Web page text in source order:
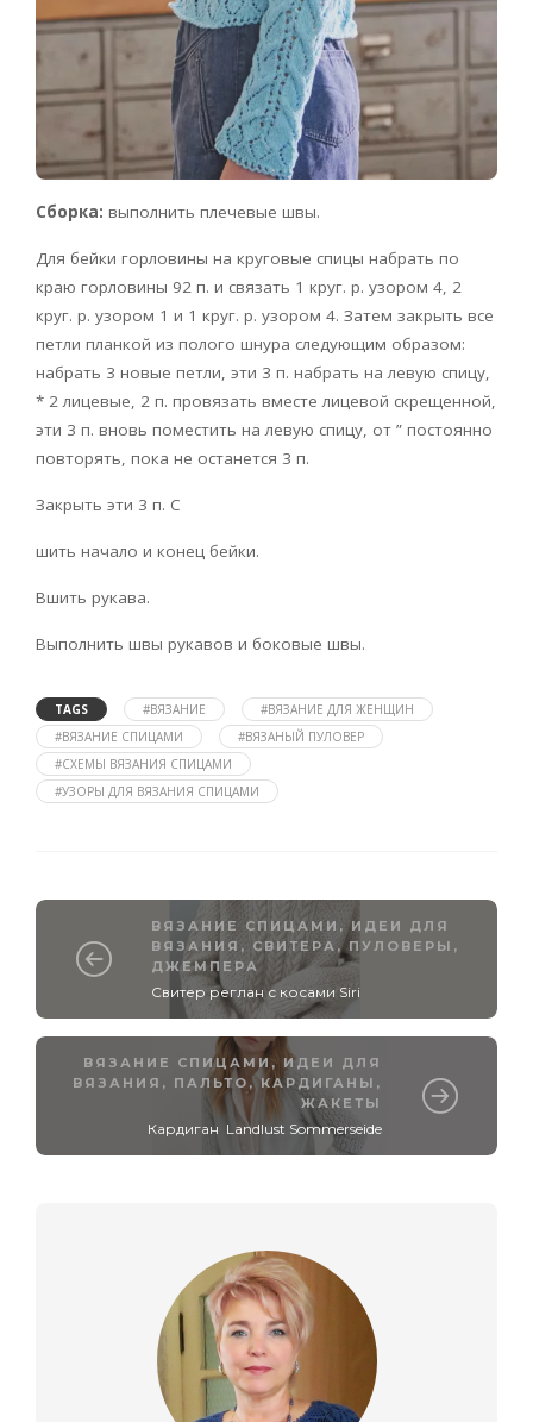
Сборка: выполнить плечевые швы.
Для бейки горловины на круговые спицы набрать по
краю горловины 92 п. и связать 1 круг. р. узором 4, 2
круг. р. узором 1 и 1 круг. р. узором 4. Затем закрыть все
петли планкой из полого шнура следующим образом:
набрать 3 новые петли, эти 3 п. набрать на левую спицу,
* 2 лицевые, 2 п. провязать вместе лицевой скрещенной,
эти 3 п. вновь поместить на левую спицу, от ” постоянно
повторять, пока не останется 3 п.
Закрыть эти 3 п. С
шить начало и конец бейки.
Вшить рукава.
Выполнить швы рукавов и боковые швы.
TAGS #ВЯЗАНИЕ
#ВЯЗАНИЕ ДЛЯ ЖЕНЩИН
#ВЯЗАНИЕ СПИЦАМИ
#ВЯЗАНЫЙ ПУЛОВЕР
#СХЕМЫ ВЯЗАНИЯ СПИЦАМИ
#УЗОРЫ ДЛЯ ВЯЗАНИЯ СПИЦАМИ
ВЯЗАНИЕ СПИЦАМИ ,ИДЕИ ДЛЯ
ВЯЗАНИЯ , СВИТЕРА, ПУЛОВЕРЫ,
ДЖЕМПЕРА
Свитер реглан с косами Siri
ВЯЗАНИЕ СПИЦАМИ , ИДЕИ ДЛЯ
ВЯЗАНИЯ , ПАЛЬТО, КАРДИГАНЫ,
ЖАКЕТЫ
Кардиган Landlust Sommerseide